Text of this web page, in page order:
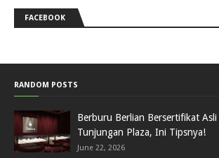
FACEBOOK
RANDOM POSTS
Berburu Berlian Bersertifikat
Tunjungan Plaza, Ini Tipsnya!
June 22, 2026